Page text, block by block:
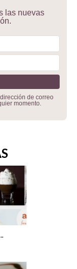
las nuevas
de correo
momento.